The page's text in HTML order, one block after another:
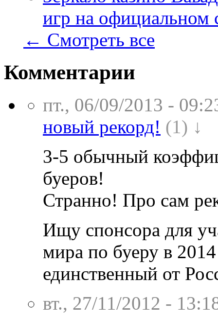
игр на официальном
← Смотреть все
Комментарии
пт., 06/09/2013 -
новый рекорд! (1) ↓
3-5 обычный
буеров!
Странно! Про сам
Ищу спонсора для
мира по буеру в
единственный от
вт., 27/11/2012 -